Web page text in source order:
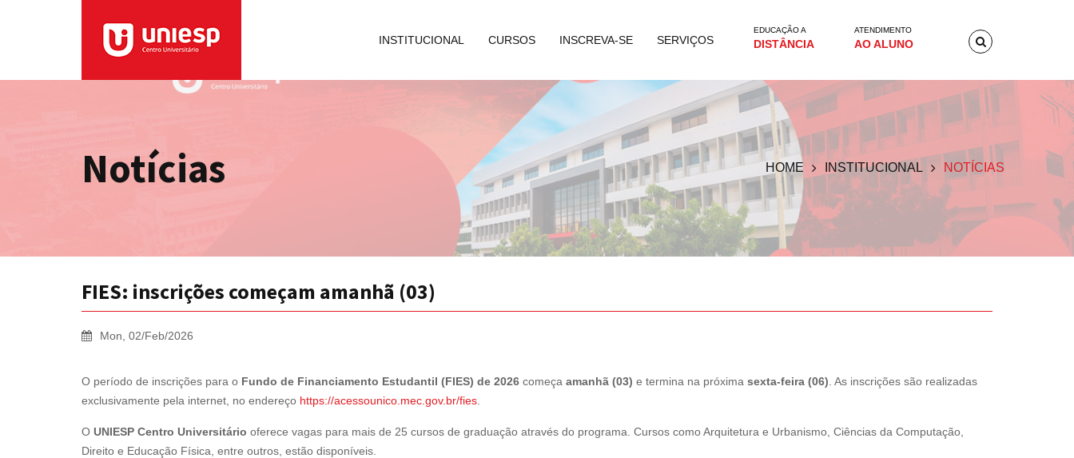
INSTITUCIONAL CURSOS INSCREVA-SE SERVIÇOS
EDUCAÇÃO A
DISTÂNCIA
ATENDIMENTO
AO ALUNO
Notícias HOME INSTITUCIONAL NOTÍCIAS
FIES: inscrições começam amanhã (03)
Mon, 02/Feb/2026
O período de inscrições para o Fundo de Financiamento Estudantil (FIES) de 2026 começa amanhã (03) e termina na próxima sexta-feira (06) . As inscrições são realizadas
exclusivamente pela internet, no endereço https://acessounico.mec.gov.br/fies
O UNIESP Centro Universitário oferece vagas para mais de 25 cursos de graduação através do programa. Cursos como Arquitetura e Urbanismo, Ciências da Computação,
Direito e Educação Física, entre outros, estão disponíveis.